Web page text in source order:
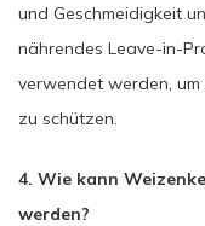
und Geschmeidigkeit
nährendes Leave-in-
verwendet werden,
zu schützen.
4. Wie kann
werden?